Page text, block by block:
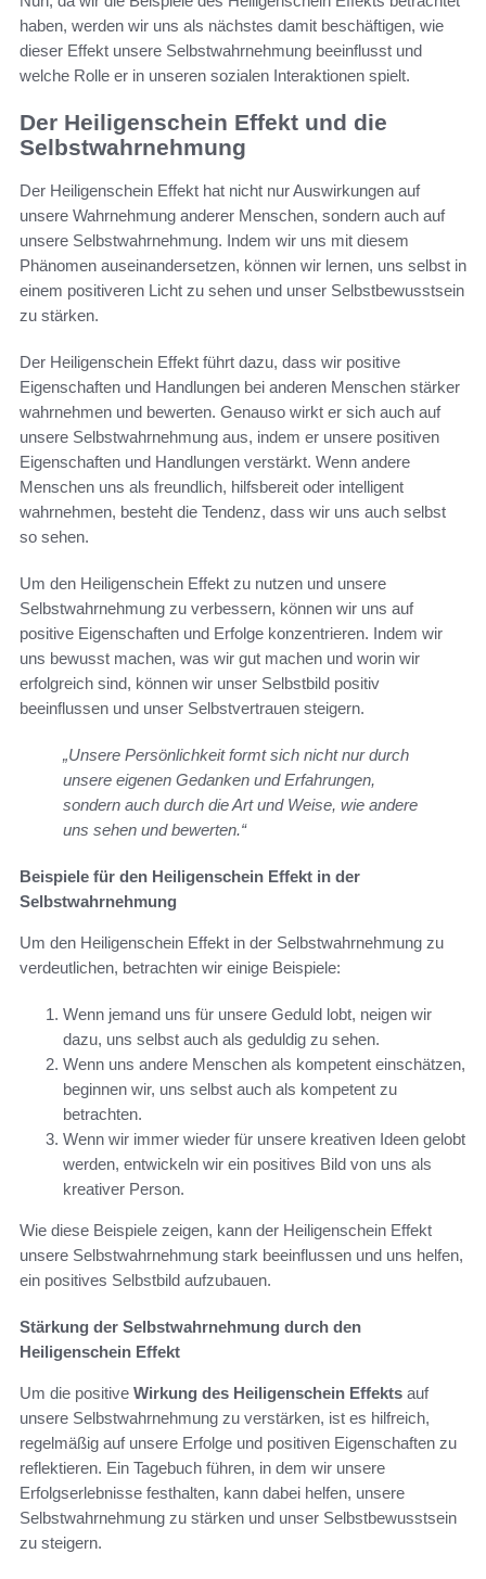
haben, werden wir uns als nächstes damit beschäftigen, wie
dieser Effekt unsere Selbstwahrnehmung beeinflusst und
welche Rolle er in unseren sozialen Interaktionen spielt.
Der Heiligenschein Effekt und die
Selbstwahrnehmung
Der Heiligenschein Effekt hat nicht nur Auswirkungen auf
unsere Wahrnehmung anderer Menschen, sondern auch auf
unsere Selbstwahrnehmung. Indem wir uns mit diesem
Phänomen auseinandersetzen, können wir lernen, uns selbst in
einem positiveren Licht zu sehen und unser Selbstbewusstsein
zu stärken.
Der Heiligenschein Effekt führt dazu, dass wir positive
Eigenschaften und Handlungen bei anderen Menschen stärker
wahrnehmen und bewerten. Genauso wirkt er sich auch auf
unsere Selbstwahrnehmung aus, indem er unsere positiven
Eigenschaften und Handlungen verstärkt. Wenn andere
Menschen uns als freundlich, hilfsbereit oder intelligent
wahrnehmen, besteht die Tendenz, dass wir uns auch selbst
so sehen.
Um den Heiligenschein Effekt zu nutzen und unsere
Selbstwahrnehmung zu verbessern, können wir uns auf
positive Eigenschaften und Erfolge konzentrieren. Indem wir
uns bewusst machen, was wir gut machen und worin wir
erfolgreich sind, können wir unser Selbstbild positiv
beeinflussen und unser Selbstvertrauen steigern.
„Unsere Persönlichkeit formt sich nicht nur durch
unsere eigenen Gedanken und Erfahrungen,
sondern auch durch die Art und Weise, wie andere
uns sehen und bewerten.“
Beispiele für den Heiligenschein Effekt in der
Selbstwahrnehmung
Um den Heiligenschein Effekt in der Selbstwahrnehmung zu
verdeutlichen, betrachten wir einige Beispiele:
Wenn jemand uns für unsere Geduld lobt, neigen wir
dazu, uns selbst auch als geduldig zu sehen.
Wenn uns andere Menschen als kompetent einschätzen,
beginnen wir, uns selbst auch als kompetent zu
betrachten.
Wenn wir immer wieder für unsere kreativen Ideen gelobt
werden, entwickeln wir ein positives Bild von uns als
kreativer Person.
Wie diese Beispiele zeigen, kann der Heiligenschein Effekt
unsere Selbstwahrnehmung stark beeinflussen und uns helfen,
ein positives Selbstbild aufzubauen.
Stärkung der Selbstwahrnehmung durch den
Heiligenschein Effekt
Um die positive Wirkung des Heiligenschein Effekts auf
unsere Selbstwahrnehmung zu verstärken, ist es hilfreich,
regelmäßig auf unsere Erfolge und positiven Eigenschaften zu
reflektieren. Ein Tagebuch führen, in dem wir unsere
Erfolgserlebnisse festhalten, kann dabei helfen, unsere
Selbstwahrnehmung zu stärken und unser Selbstbewusstsein
zu steigern.